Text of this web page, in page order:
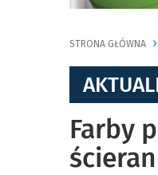
STRONA GŁÓWNA
Farby